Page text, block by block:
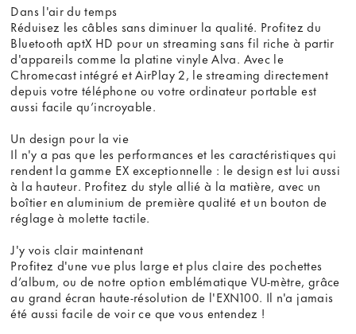
Dans l'air du temps
Réduisez les câbles sans diminuer la qualité. Profitez du
Bluetooth aptX HD pour un streaming sans fil riche à partir
d'appareils comme la platine vinyle Alva. Avec le
Chromecast intégré et AirPlay 2, le streaming directement
depuis votre téléphone ou votre ordinateur portable est
aussi facile qu’incroyable.
Un design pour la vie
Il n'y a pas que les performances et les caractéristiques qui
rendent la gamme EX exceptionnelle : le design est lui aussi
à la hauteur. Profitez du style allié à la matière, avec un
boîtier en aluminium de première qualité et un bouton de
réglage à molette tactile.
J'y vois clair maintenant
Profitez d'une vue plus large et plus claire des pochettes
d’album, ou de notre option emblématique VU-mètre, grâce
au grand écran haute-résolution de l'EXN100. Il n'a jamais
été aussi facile de voir ce que vous entendez !